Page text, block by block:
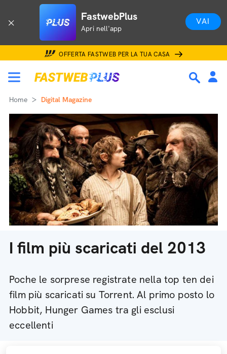
FastwebPlus
Apri nell'app
VAI
OFFERTA FASTWEB PER LA TUA CASA
Home Digital Magazine
I film più scaricati del 2013
Poche le sorprese registrate nella top ten dei
film più scaricati su Torrent. Al primo posto lo
Hobbit, Hunger Games tra gli esclusi
eccellenti